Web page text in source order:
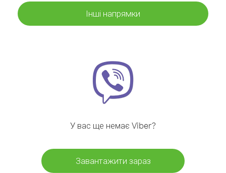
Інші напрямки
У вас ще немає Viber?
Завантажити зараз